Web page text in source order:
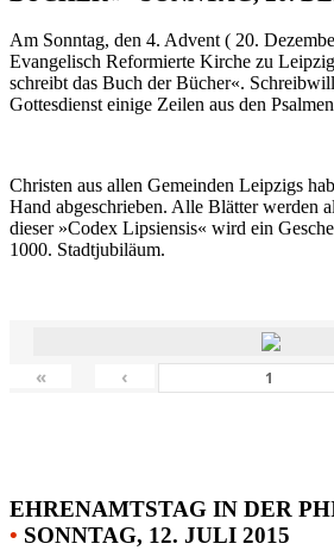
Am Sonntag, den 4. Advent ( 20.
Evangelisch Reformierte Kirche zu
schreibt das Buch der Bücher«.
Gottesdienst einige Zeilen aus den
Christen aus allen Gemeinden Leipzigs
Hand abgeschrieben. Alle Blätter werden
dieser »Codex Lipsiensis« wird ein
1000. Stadtjubiläum.
« ‹
EHRENAMTSTAG IN DER
• SONNTAG, 12. JULI 2015